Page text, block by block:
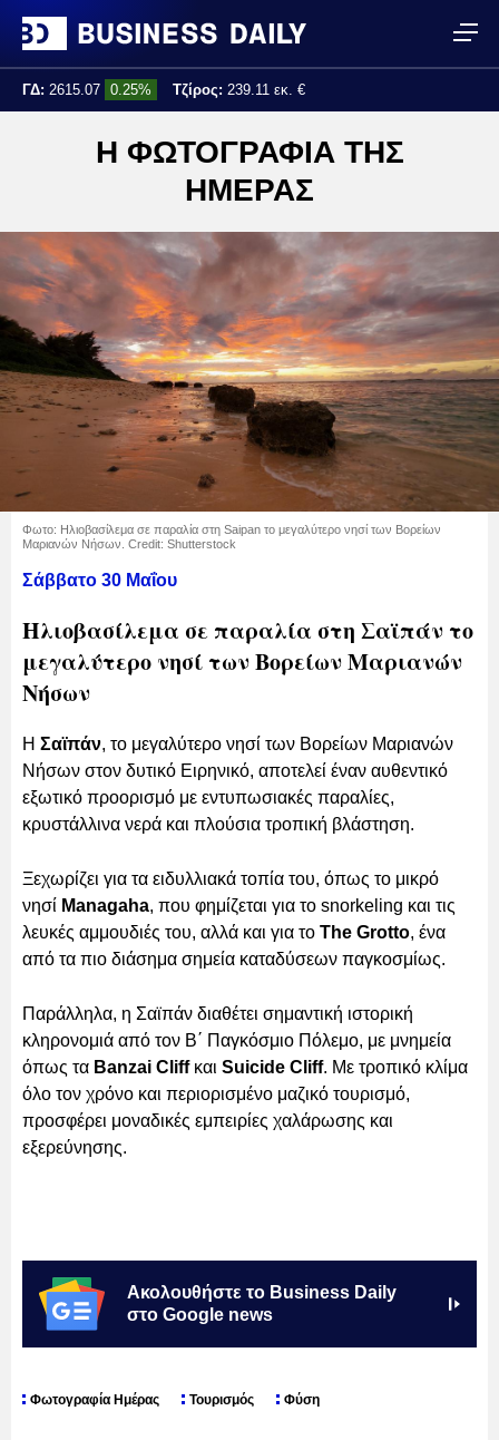
ΓΔ: 2615.07 0.25% Τζίρος: 239.11 εκ. €
Η ΦΩΤΟΓΡΑΦΙΑ ΤΗΣ
ΗΜΕΡΑΣ
Φωτο: Ηλιοβασίλεμα σε παραλία στη Saipan το μεγαλύτερο νησί των Βορείων
Μαριανών Νήσων. Credit: Shutterstock
Σάββατο 30 Μαΐου
Ηλιοβασίλεμα σε παραλία στη Σαϊπάν το
μεγαλύτερο νησί των Βορείων Μαριανών
Νήσων
Σαϊπάν, το μεγαλύτερο νησί των Βορείων Μαριανών
Νήσων στον δυτικό Ειρηνικό, αποτελεί έναν αυθεντικό
εξωτικό προορισμό με εντυπωσιακές παραλίες,
κρυστάλλινα νερά και πλούσια τροπική βλάστηση.
Ξεχωρίζει για τα ειδυλλιακά τοπία του, όπως το μικρό
νησί Managaha, που φημίζεται για το snorkeling και τις
λευκές αμμουδιές του, αλλά και για το The Grotto, ένα
από τα πιο διάσημα σημεία καταδύσεων παγκοσμίως.
Παράλληλα, η Σαϊπάν διαθέτει σημαντική ιστορική
κληρονομιά από τον Β΄ Παγκόσμιο Πόλεμο, με μνημεία
όπως τα Banzai Cliffκαι Suicide Cliff. Με τροπικό κλίμα
όλο τον χρόνο και περιορισμένο μαζικό τουρισμό,
προσφέρει μοναδικές εμπειρίες χαλάρωσης και
εξερεύνησης.
Ακολουθήστε το Business Daily
στο Google news
Φωτογραφία Ημέρας Τουρισμός Φύση